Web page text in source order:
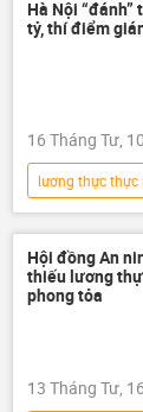
quản lý thị
Hà Nội
tỷ, thí điểm
16 Tháng Tư,
lương thực thực
thông tin
an toàn thực
Hội đồng An
thiếu lương
phong tỏa
13 Tháng Tư,